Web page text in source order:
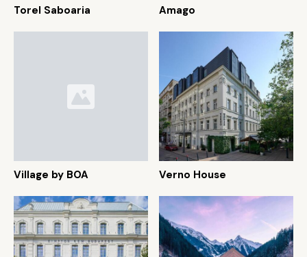
Torel Saboaria Amago
Village by BOA Verno House